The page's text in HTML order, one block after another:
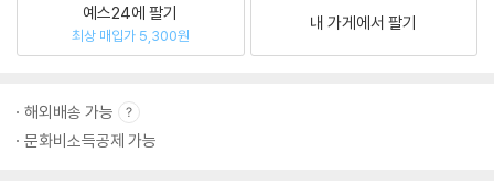
예스24에 팔기
최상 매입가 5,300원
내 가게에서 팔기
해외배송 가능
문화비소득공제 가능